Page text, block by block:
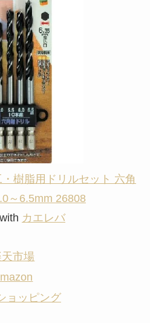
樹脂用ドリルセット 六角
～6.5mm 26808
カエレバ
天市場
ョッピング